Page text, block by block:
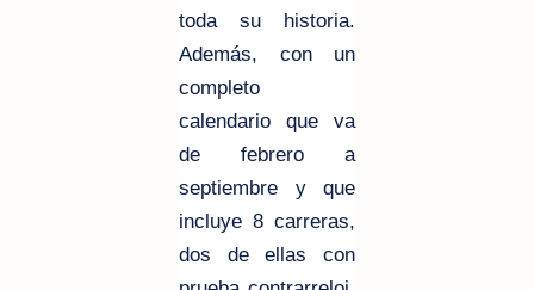
toda su historia.
Además, con un
completo
calendario que va
de febrero a
septiembre y que
incluye 8 carreras,
dos de ellas con